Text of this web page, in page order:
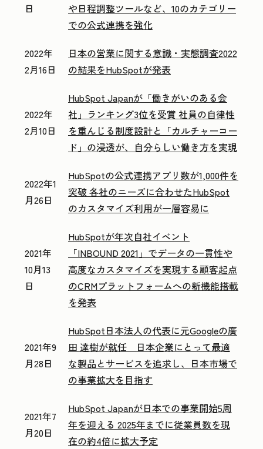
日
や日程調整ツールなど、10のカテゴリー
での公式連携を強化
2022年
2月16日
日本の営業に関する意識・実態調査2022
の結果をHubSpotが発表
2022年
2月10日
HubSpot Japanが「働きがいのある会
社」ランキング3位を受賞 社員の自律性
を重んじる制度設計と「カルチャーコー
ド」の浸透が、自分らしい働き方を実現
2022年1
月26日
HubSpotの公式連携アプリ数が1,000件を
突破 各社のニーズに合わせたHubSpot
のカスタマイズ利用が一層容易に
2021年
10月13
日
HubSpotが年次自社イベント
「INBOUND 2021」でデータの一貫性や
高度なカスタマイズを実現する顧客起点
のCRMプラットフォームへの新機能搭載
を発表
2021年9
月28日
HubSpot日本法人の代表に元Googleの廣
田 達樹が就任 日本企業にとって最適
な製品とサービスを追求し、日本市場で
の事業拡大を目指す
2021年7
月20日
HubSpot Japanが日本での事業開始5周
年を迎える 2025年までに従業員数を現
在の約4倍に拡大予定